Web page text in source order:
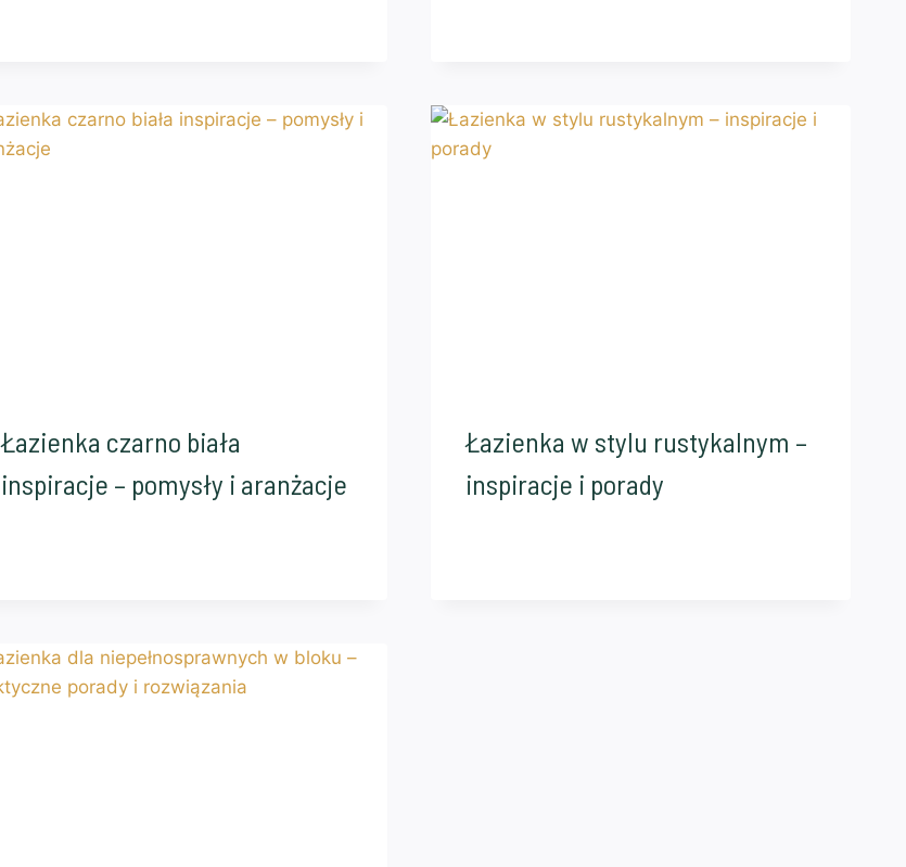
Łazienka czarno biała
inspiracje – pomysły i aranżacje
Łazienka w stylu rustykalnym –
inspiracje i porady